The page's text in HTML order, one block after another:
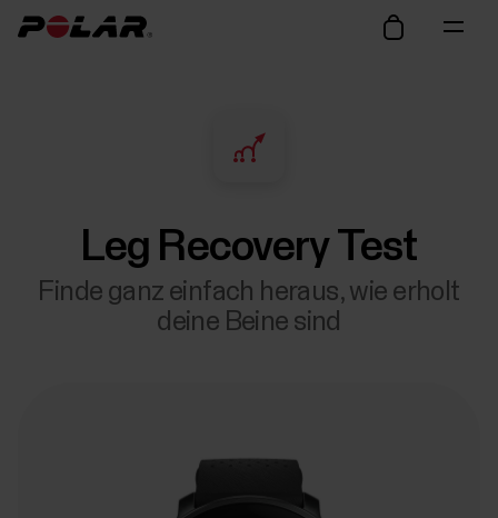
Leg Recovery Test
Finde ganz einfach heraus, wie erholt
deine Beine sind